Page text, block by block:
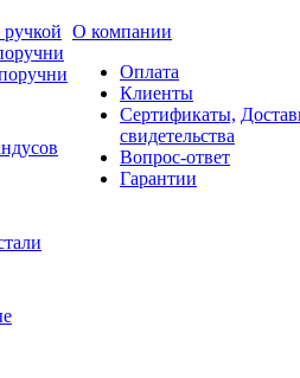
О компании
Оплата
Клиенты
Сертификаты,
свидетельства
Вопрос-ответ
Гарантии